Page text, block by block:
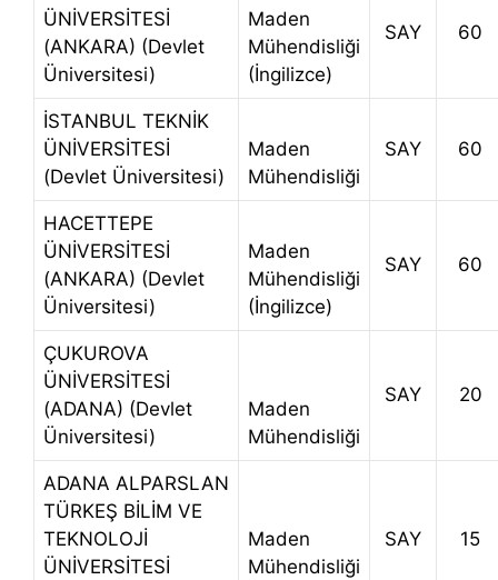
ÜNİVERSİTESİ
(ANKARA) (Devlet
Üniversitesi)
Maden
Mühendisliği
(İngilizce)
SAY 60
İSTANBUL TEKNİK
ÜNİVERSİTESİ
(Devlet Üniversitesi)
Maden
Mühendisliği
SAY 60
HACETTEPE
ÜNİVERSİTESİ
(ANKARA) (Devlet
Üniversitesi)
Maden
Mühendisliği
(İngilizce)
SAY 60
ÇUKUROVA
ÜNİVERSİTESİ
(ADANA) (Devlet
Üniversitesi)
Maden
Mühendisliği
SAY 20
ADANA ALPARSLAN
TÜRKEŞ BİLİM VE
TEKNOLOJİ
ÜNİVERSİTESİ
Maden
Mühendisliği
SAY 15